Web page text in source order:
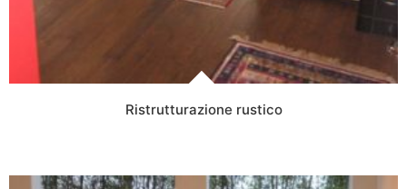
Ristrutturazione rustico